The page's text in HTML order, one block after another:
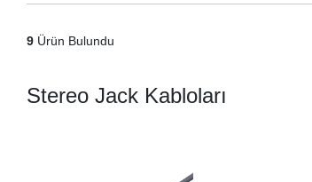
9 Ürün Bulundu
Stereo Jack Kabloları